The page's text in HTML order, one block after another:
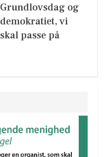
Grundlovsdag og
demokratiet, vi
skal passe på